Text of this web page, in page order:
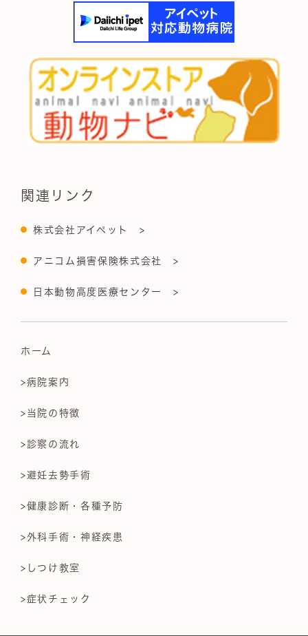
関連リンク
株式会社アイペット >
アニコム損害保険株式会社 >
日本動物高度医療センター >
ホーム
>病院案内
>当院の特徴
>診察の流れ
>避妊去勢手術
>健康診断・各種予防
>外科手術・神経疾患
>しつけ教室
>症状チェック